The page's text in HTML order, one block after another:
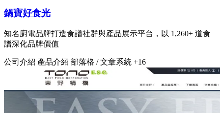
鍋寶好食光
知名廚電品牌打造食譜社群與產品展示平台，以 1,260+ 道食
譜深化品牌價值
公司介紹 產品介紹 部落格 / 文章系統 +16